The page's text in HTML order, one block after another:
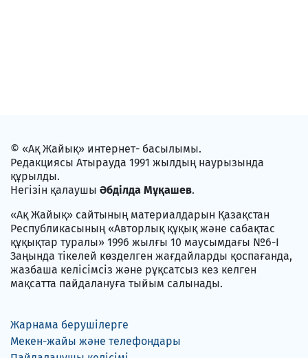
© «Ақ Жайық» интернет- басылымы.
Редакциясы Атырауда 1991 жылдың наурызында
құрылды.
Негізін қалаушы Әбділда Мұқашев.
«Ақ Жайық» сайтының материалдарын Қазақстан
Республикасының «Авторлық құқық және сабақтас
құқықтар туралы» 1996 жылғы 10 маусымдағы №6-I
Заңында тікелей көзделген жағдайларды қоспағанда,
жазбаша келісімсіз және рұқсатсыз кез келген
мақсатта пайдалануға тыйым салынады.
Жарнама берушілерге
Мекен-жайы және телефондары